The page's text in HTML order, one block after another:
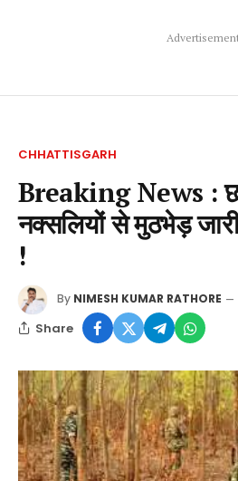
CHHATTISGARH
Breaking News :
नक्सलियों से मुठभेड़
!
By NIMESH KUMAR RATHORE
Share